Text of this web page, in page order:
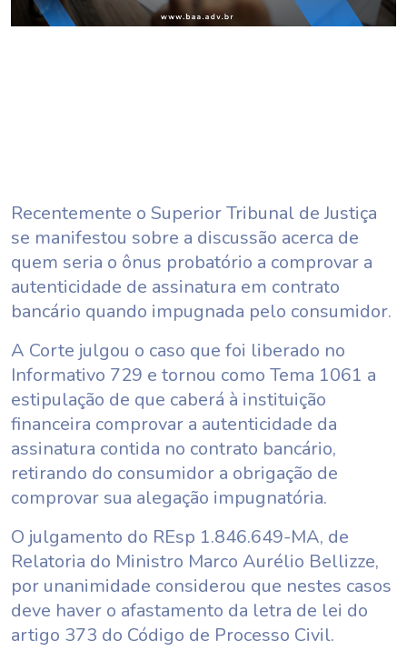
Recentemente o Superior Tribunal de Justiça
se manifestou sobre a discussão acerca de
quem seria o ônus probatório a comprovar a
autenticidade de assinatura em contrato
bancário quando impugnada pelo consumidor.
A Corte julgou o caso que foi liberado no
Informativo 729 e tornou como Tema 1061 a
estipulação de que caberá à instituição
financeira comprovar a autenticidade da
assinatura contida no contrato bancário,
retirando do consumidor a obrigação de
comprovar sua alegação impugnatória.
O julgamento do REsp 1.846.649-MA, de
Relatoria do Ministro Marco Aurélio Bellizze,
por unanimidade considerou que nestes casos
deve haver o afastamento da letra de lei do
artigo 373 do Código de Processo Civil.